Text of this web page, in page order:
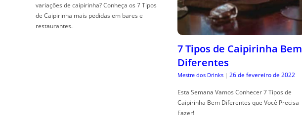
variações de caipirinha? Conheça os 7 Tipos
de Caipirinha mais pedidas em bares e
restaurantes.
7 Tipos de Caipirinha Bem
Diferentes
Mestre dos Drinks | 26 de fevereiro de 2022
Esta Semana Vamos Conhecer 7 Tipos de
Caipirinha Bem Diferentes que Você Precisa
Fazer!